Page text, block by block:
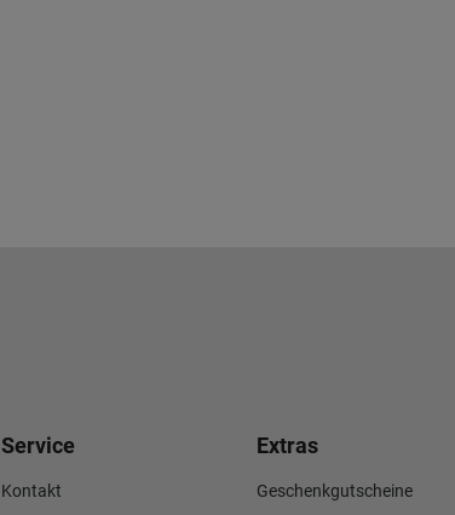
Service
Kontakt
Extras
Geschenkgutscheine